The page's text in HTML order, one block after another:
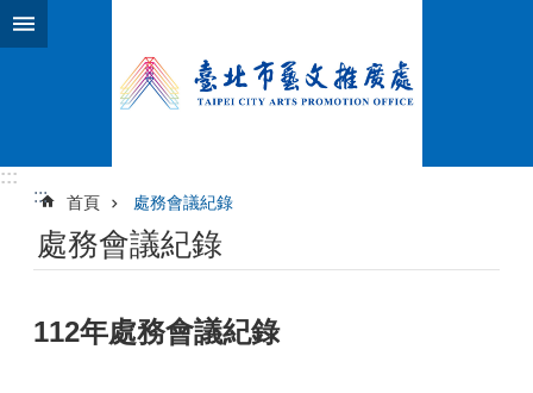
跳到主要內容區塊
:::
:::
首頁 處務會議紀錄
處務會議紀錄
112年處務會議紀錄